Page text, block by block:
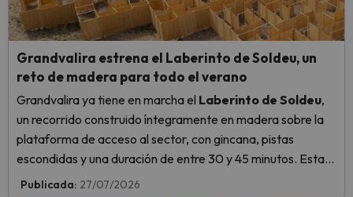
Grandvalira estrena el Laberinto de Soldeu, un
reto de madera para todo el verano
Grandvalira ya tiene en marcha el Laberinto de Soldeu,
un recorrido construido íntegramente en madera sobre la
plataforma de acceso al sector, con gincana, pistas
escondidas y una duración de entre 30 y 45 minutos. Estará
abierto
hasta el 13 de septiembre
Publicada: 27/07/2026